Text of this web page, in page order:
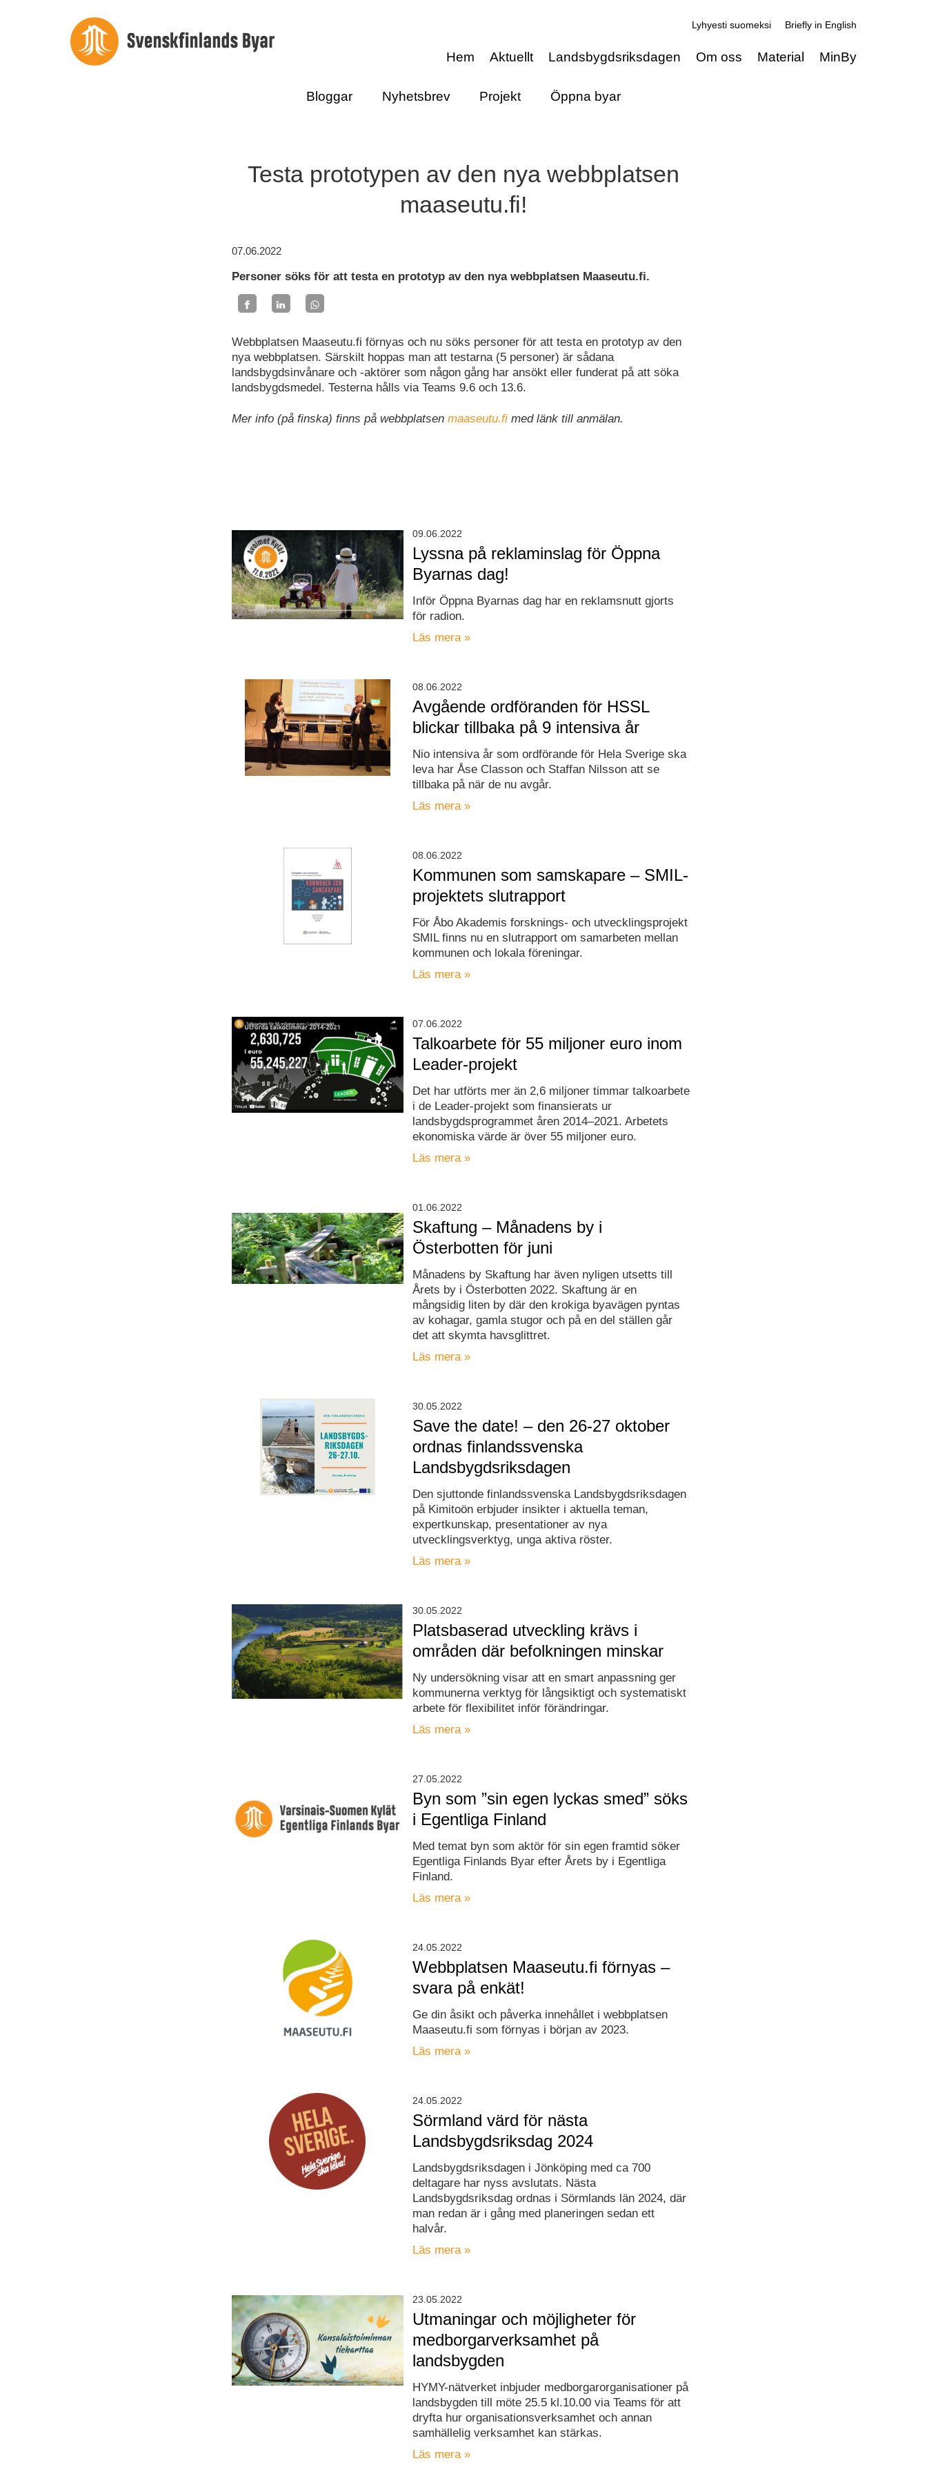
Lyhyesti suomeksi Briefly in English
Hem Aktuellt Landsbygdsriksdagen Om oss Material MinBy
Bloggar Nyhetsbrev Projekt Öppna byar
Testa prototypen av den nya webbplatsen
maaseutu.fi!
07.06.2022
Personer söks för att testa en prototyp av den nya webbplatsen Maaseutu.fi.
Webbplatsen Maaseutu.fi förnyas och nu söks personer för att testa en prototyp av den
nya webbplatsen. Särskilt hoppas man att testarna (5 personer) är sådana
landsbygdsinvånare och -aktörer som någon gång har ansökt eller funderat på att söka
landsbygdsmedel. Testerna hålls via Teams 9.6 och 13.6.
Mer info (på finska) finns på webbplatsen maaseutu.fi med länk till anmälan.
Lyssna på reklaminslag för Öppna
Byarnas dag!
Inför Öppna Byarnas dag har en reklamsnutt gjorts
för radion.
Läs mera »
09.06.2022
Avgående ordföranden för HSSL
blickar tillbaka på 9 intensiva år
Nio intensiva år som ordförande för Hela Sverige ska
leva har Åse Classon och Staffan Nilsson att se
tillbaka på när de nu avgår.
Läs mera »
08.06.2022
Kommunen som samskapare – SMIL-
projektets slutrapport
För Åbo Akademis forsknings- och utvecklingsprojekt
SMIL finns nu en slutrapport om samarbeten mellan
kommunen och lokala föreningar.
Läs mera »
08.06.2022
Talkoarbete för 55 miljoner euro inom
Leader-projekt
Det har utförts mer än 2,6 miljoner timmar talkoarbete
i de Leader-projekt som finansierats ur
landsbygdsprogrammet åren 2014–2021. Arbetets
ekonomiska värde är över 55 miljoner euro.
Läs mera »
07.06.2022
Skaftung – Månadens by i
Österbotten för juni
Månadens by Skaftung har även nyligen utsetts till
Årets by i Österbotten 2022. Skaftung är en
mångsidig liten by där den krokiga byavägen pyntas
av kohagar, gamla stugor och på en del ställen går
det att skymta havsglittret.
Läs mera »
01.06.2022
Save the date! – den 26-27 oktober
ordnas finlandssvenska
Landsbygdsriksdagen
Den sjuttonde finlandssvenska Landsbygdsriksdagen
på Kimitoön erbjuder insikter i aktuella teman,
expertkunskap, presentationer av nya
utvecklingsverktyg, unga aktiva röster.
Läs mera »
30.05.2022
Platsbaserad utveckling krävs i
områden där befolkningen minskar
Ny undersökning visar att en smart anpassning ger
kommunerna verktyg för långsiktigt och systematiskt
arbete för flexibilitet inför förändringar.
Läs mera »
30.05.2022
Byn som ”sin egen lyckas smed” söks
i Egentliga Finland
Med temat byn som aktör för sin egen framtid söker
Egentliga Finlands Byar efter Årets by i Egentliga
Finland.
Läs mera »
27.05.2022
Webbplatsen Maaseutu.fi förnyas –
svara på enkät!
Ge din åsikt och påverka innehållet i webbplatsen
Maaseutu.fi som förnyas i början av 2023.
Läs mera »
24.05.2022
Sörmland värd för nästa
Landsbygdsriksdag 2024
Landsbygdsriksdagen i Jönköping med ca 700
deltagare har nyss avslutats. Nästa
Landsbygdsriksdag ordnas i Sörmlands län 2024, där
man redan är i gång med planeringen sedan ett
halvår.
Läs mera »
24.05.2022
Utmaningar och möjligheter för
medborgarverksamhet på
landsbygden
HYMY-nätverket inbjuder medborgarorganisationer på
landsbygden till möte 25.5 kl.10.00 via Teams för att
dryfta hur organisationsverksamhet och annan
samhällelig verksamhet kan stärkas.
Läs mera »
23.05.2022